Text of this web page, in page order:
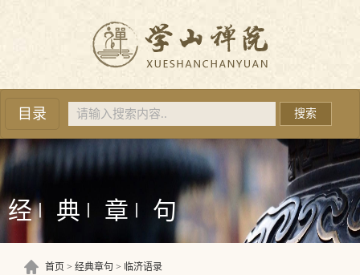
目录 搜索
经丨 典 章 句
首页 经典章句 临济语录